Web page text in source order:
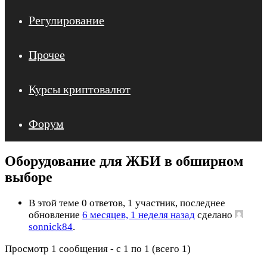
Регулирование
Прочее
Курсы криптовалют
Форум
Оборудование для ЖБИ в обширном
выборе
В этой теме 0 ответов, 1 участник, последнее
обновление 6 месяцев, 1 неделя назад сделано
sonnick84.
Просмотр 1 сообщения - с 1 по 1 (всего 1)